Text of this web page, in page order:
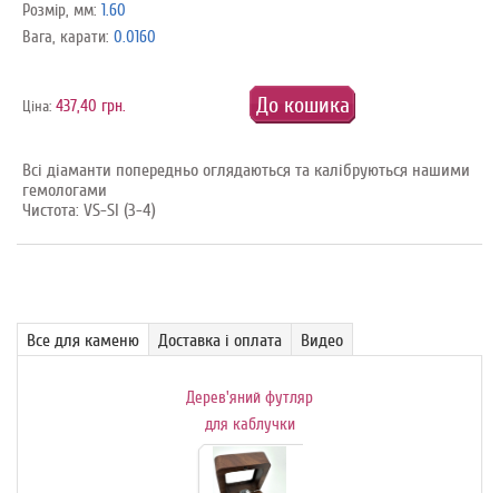
Розмір, мм: 1.60
Вага, карати: 0.0160
До кошика
Ціна: 437,40 грн.
Всі діаманти попередньо оглядаються та калібруються нашими
гемологами
Чистота: VS-SI (3-4)
Все для каменю Доставка і оплата Видео
Дерев'яний футляр
для каблучки